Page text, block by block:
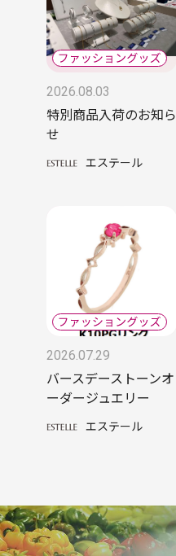
2026.08.03
特別商品入荷のお知ら
せ
エステール
2026.07.29
バースデーストーンオ
ーダージュエリー
エステール